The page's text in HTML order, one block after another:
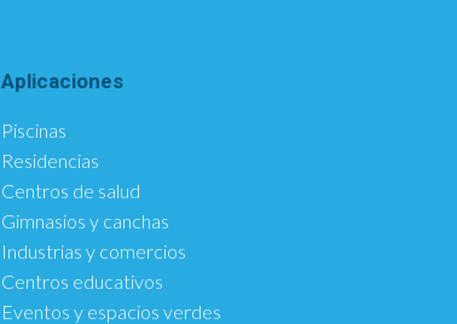
Aplicaciones
Piscinas
Residencias
Centros de salud
Gimnasios y canchas
Industrias y comercios
Centros educativos
Eventos y espacios verdes